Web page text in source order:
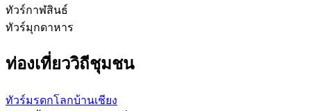
ทัวร์กาฬสินธ์
ทัวร์มุกดาหาร
ท่องเที่ยววิถีชุมชน
ทัวร์มรดกโลกบ้านเชียง